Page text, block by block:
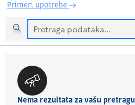
Primeri upotrebe
Nema rezultata za vašu pretragu